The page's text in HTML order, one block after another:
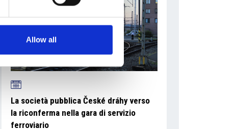
Allow all
La società pubblica České dráhy verso
la riconferma nella gara di servizio
ferroviario